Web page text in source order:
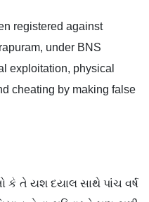
registered against
under BNS
exploitation, physical
cheating by making false
કે તે યશ દયાલ સાથે પાંચ વર્ષ